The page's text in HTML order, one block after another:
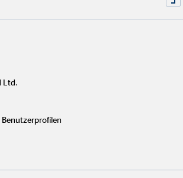
AG
Kundenbeschwerde ausnahmsweise
Lösung mit unserem Unternehmen
ist unser Unternehmen bereit und
Versicherungsprodukte betrifft,
Streitbeilegungsverfahren vor der
Verbraucherschlichtungsstelle
Ltd.